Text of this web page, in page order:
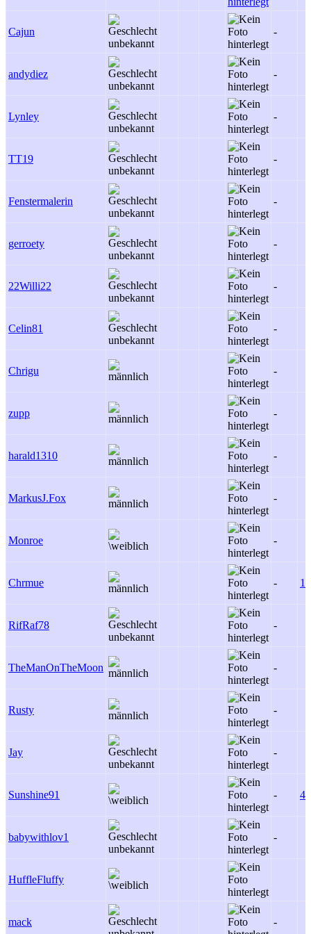
Cajun -
andydiez -
Lynley -
TT19 -
Fenstermalerin -
gerroety -
22Willi22 -
Celin81 -
Chrigu -
zupp -
harald1310 -
MarkusJ.Fox -
Monroe -
Chrmue - 17
RifRaf78 -
TheManOnTheMoon -
Rusty -
Jay -
Sunshine91 - 4
babywithlov1 -
HuffleFluffy
mack -